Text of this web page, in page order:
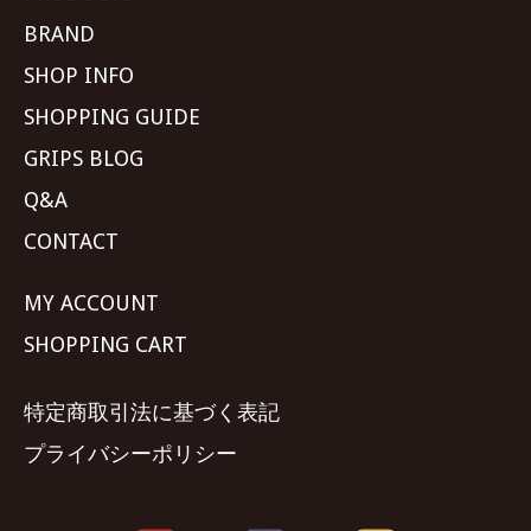
BRAND
SHOP INFO
SHOPPING GUIDE
GRIPS BLOG
Q&A
CONTACT
MY ACCOUNT
SHOPPING CART
特定商取引法に基づく表記
プライバシーポリシー